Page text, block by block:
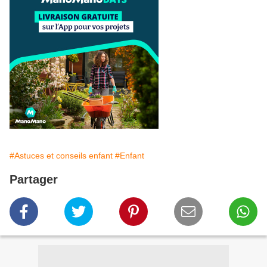
#Astuces et conseils enfant #Enfant
Partager